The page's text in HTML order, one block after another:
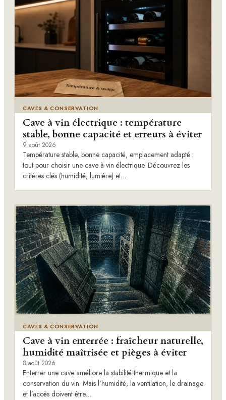
CAVES & CONSERVATION
Cave à vin électrique : température
stable, bonne capacité et erreurs à éviter
9 août 2026
Température stable, bonne capacité, emplacement adapté :
tout pour choisir une cave à vin électrique. Découvrez les
critères clés (humidité, lumière) et…
CAVES & CONSERVATION
Cave à vin enterrée : fraîcheur naturelle,
humidité maîtrisée et pièges à éviter
8 août 2026
Enterrer une cave améliore la stabilité thermique et la
conservation du vin. Mais l’humidité, la ventilation, le drainage
et l’accès doivent être…